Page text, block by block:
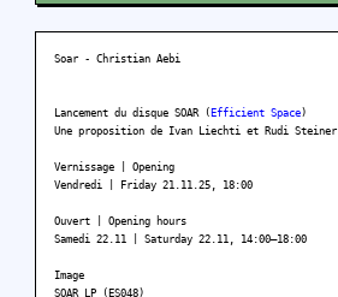
Soar - Christian Aebi
Lancement du disque SOAR ( Efficient Space)
Une proposition de Ivan Liechti et Rudi Steiner
Vernissage | Opening
Vendredi | Friday 21.11.25, 18:00
Ouvert | Opening hours
Samedi 22.11 | Saturday 22.11, 14:00–18:00
Image
SOAR LP (ES048)